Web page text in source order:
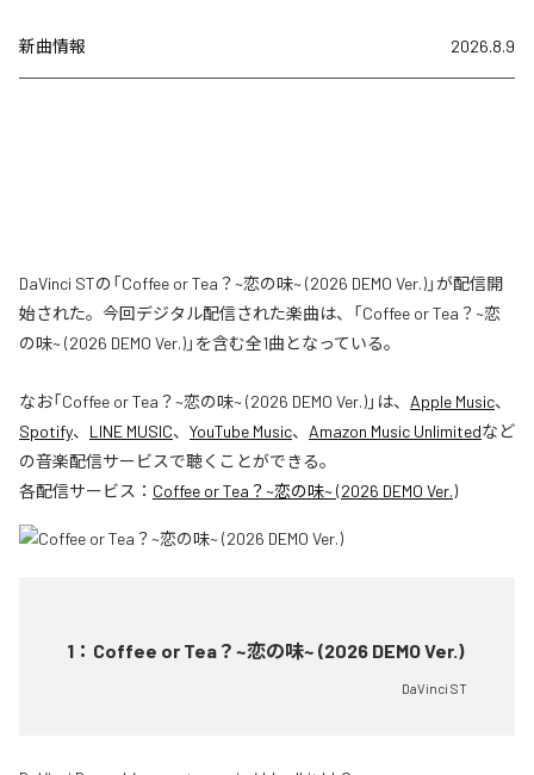
新曲情報 2026.8.9
DaVinci STの「Coffee or Tea？~恋の味~ (2026 DEMO Ver.)」が配信開
始された。今回デジタル配信された楽曲は、「Coffee or Tea？~恋
の味~ (2026 DEMO Ver.)」を含む全1曲となっている。
なお「Coffee or Tea？~恋の味~ (2026 DEMO Ver.)」は、 Apple Music、
Spotify、 LINE MUSIC、 YouTube Music、 Amazon Music Unlimitedなど
の音楽配信サービスで聴くことができる。
各配信サービス： Coffee or Tea？~恋の味~ (2026 DEMO Ver.)
1 ： Coffee or Tea？~恋の味~ (2026 DEMO Ver.)
DaVinci ST